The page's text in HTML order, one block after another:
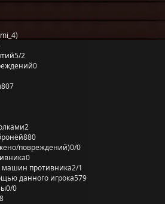
5/2
0
807
2
880
повреждений)0/0
0
противника2/1
данного игрока579
0/0